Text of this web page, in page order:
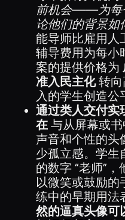
前机会——为每
论他们的背景如
能导师比雇用
辅导费用为每小
案的提供价格为
准入民主化转向
入的学生创造公
通过类人交付实
在 与从屏幕或书
声音和个性的头
少孤立感。学生
的数字 “老师”
以微笑或鼓励的
练中的早期用法
然的逼真头像可